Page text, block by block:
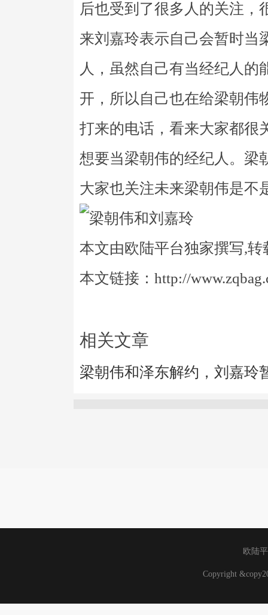
后也受到了很多人的关注，
来刘嘉玲表示自己会暂时当
人，虽然自己有当经纪人的
开，所以自己也在给梁朝伟
打来的电话，看来大家都很
想要当梁朝伟的经纪人。梁
大家也关注未来梁朝伟是不
本文由欧陆平台独家撰写,转
本文链接：http://
相关文章
梁朝伟和泽东解约，刘嘉玲
欧陆
Copyright